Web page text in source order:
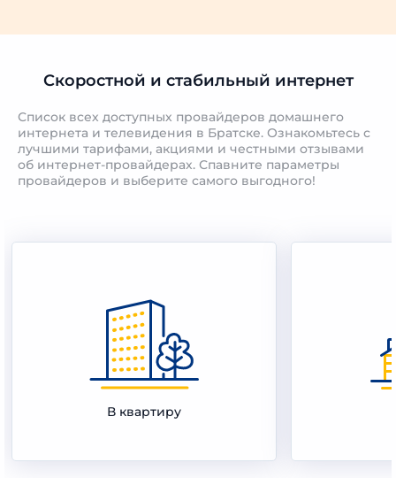
Скоростной и стабильный интернет
Список всех доступных провайдеров домашнего
интернета и телевидения в Братске. Ознакомьтесь с
лучшими тарифами, акциями и честными отзывами
об интернет-провайдерах. Спавните параметры
провайдеров и выберите самого выгодного!
В квартиру